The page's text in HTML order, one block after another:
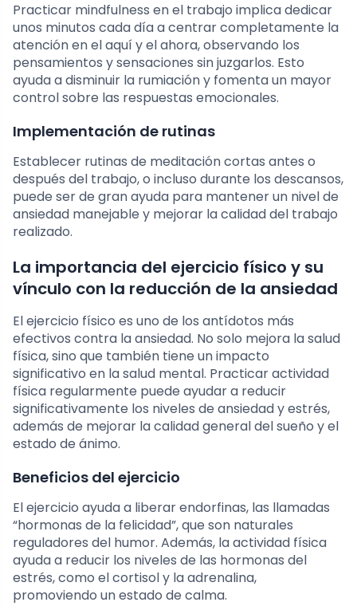
Practicar mindfulness en el trabajo implica dedicar
unos minutos cada día a centrar completamente la
atención en el aquí y el ahora, observando los
pensamientos y sensaciones sin juzgarlos. Esto
ayuda a disminuir la rumiación y fomenta un mayor
control sobre las respuestas emocionales.
Implementación de rutinas
Establecer rutinas de meditación cortas antes o
después del trabajo, o incluso durante los descansos,
puede ser de gran ayuda para mantener un nivel de
ansiedad manejable y mejorar la calidad del trabajo
realizado.
La importancia del ejercicio físico y su
vínculo con la reducción de la ansiedad
El ejercicio físico es uno de los antídotos más
efectivos contra la ansiedad. No solo mejora la salud
física, sino que también tiene un impacto
significativo en la salud mental. Practicar actividad
física regularmente puede ayudar a reducir
significativamente los niveles de ansiedad y estrés,
además de mejorar la calidad general del sueño y el
estado de ánimo.
Beneficios del ejercicio
El ejercicio ayuda a liberar endorfinas, las llamadas
“hormonas de la felicidad”, que son naturales
reguladores del humor. Además, la actividad física
ayuda a reducir los niveles de las hormonas del
estrés, como el cortisol y la adrenalina,
promoviendo un estado de calma.